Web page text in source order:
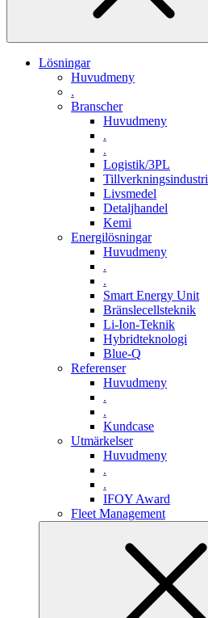
Lösningar
Huvudmeny
.
Branscher
Huvudmeny
.
.
Logistik/3PL
Tillverkningsindustri
Livsmedel
Detaljhandel
Kemi
Energilösningar
Huvudmeny
.
.
Smart Energy Unit
Bränslecellsteknik
Li-Ion-Teknik
Hybridteknologi
Blue-Q
Referenser
Huvudmeny
.
.
Kundcase
Utmärkelser
Huvudmeny
.
.
IFOY Award
Fleet Management